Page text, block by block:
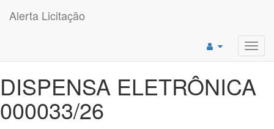
Alerta Licitação
DISPENSA ELETRÔNICA
000033/26